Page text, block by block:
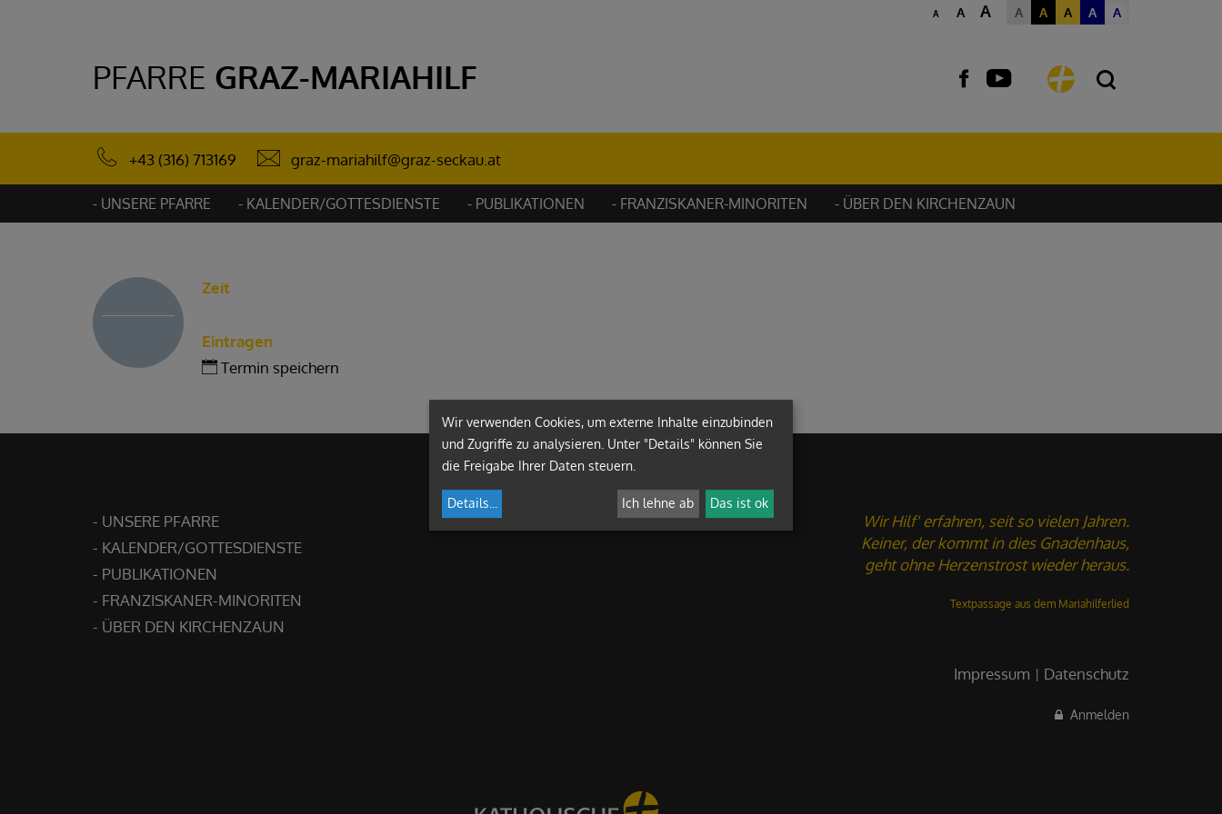
A A A A A A A A
PFARRE GRAZ-MARIAHILF
+43 (316) 713169 graz-mariahilf@graz-seckau.at
- UNSERE PFARRE - KALENDER/GOTTESDIENSTE - PUBLIKATIONEN - FRANZISKANER-MINORITEN - ÜBER DEN KIRCHENZAUN
Zeit
Eintragen
Termin speichern
- UNSERE PFARRE
- KALENDER/GOTTESDIENSTE
- PUBLIKATIONEN
- FRANZISKANER-MINORITEN
- ÜBER DEN KIRCHENZAUN
Wir Hilf' erfahren, seit so vielen Jahren.
Keiner, der kommt in dies Gnadenhaus,
geht ohne Herzenstrost wieder heraus.
Textpassage aus dem Mariahilferlied
Impressum Datenschutz
Anmelden
Wir verwenden Cookies, um externe Inhalte einzubinden
und Zugriffe zu analysieren. Unter "Details" können Sie
die Freigabe Ihrer Daten steuern.
Details Ich lehne ab Das ist ok